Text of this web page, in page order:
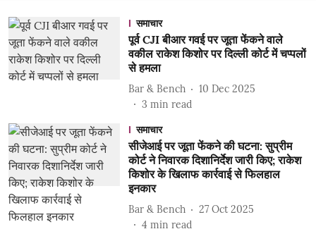
समाचार
पूर्व CJI बीआर गवई पर जूता फेंकने वाले
वकील राकेश किशोर पर दिल्ली कोर्ट में चप्पलों
से हमला
Bar & Bench
10 Dec 2025
3 min read
समाचार
सीजेआई पर जूता फेंकने की घटना: सुप्रीम
कोर्ट ने निवारक दिशानिर्देश जारी किए; राकेश
किशोर के खिलाफ कार्रवाई से फिलहाल
इनकार
Bar & Bench
27 Oct 2025
4 min read